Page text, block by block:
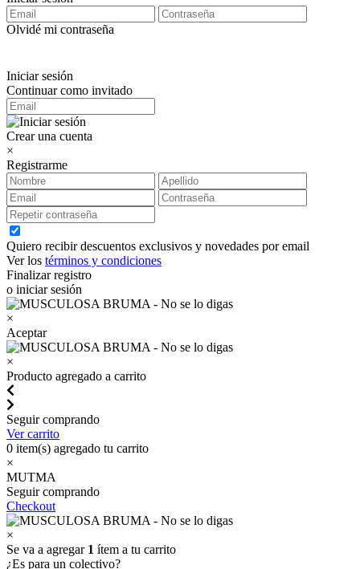
Olvidé mi contraseña
Iniciar sesión
Continuar como invitado
Crear una cuenta
×
Registrarme
Quiero recibir descuentos exclusivos y novedades por email
Ver los términos y condiciones
Finalizar registro
o iniciar sesión
×
Aceptar
×
Producto agregado a carrito
Seguir comprando
Ver carrito
0 item(s) agregado tu carrito
×
MUTMA
Seguir comprando
Checkout
×
Se va a agregar 1 ítem a tu carrito
¿Es para un colectivo?